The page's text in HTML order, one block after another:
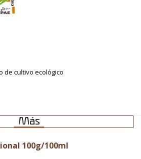
de cultivo ecológico
Más
100g/100ml